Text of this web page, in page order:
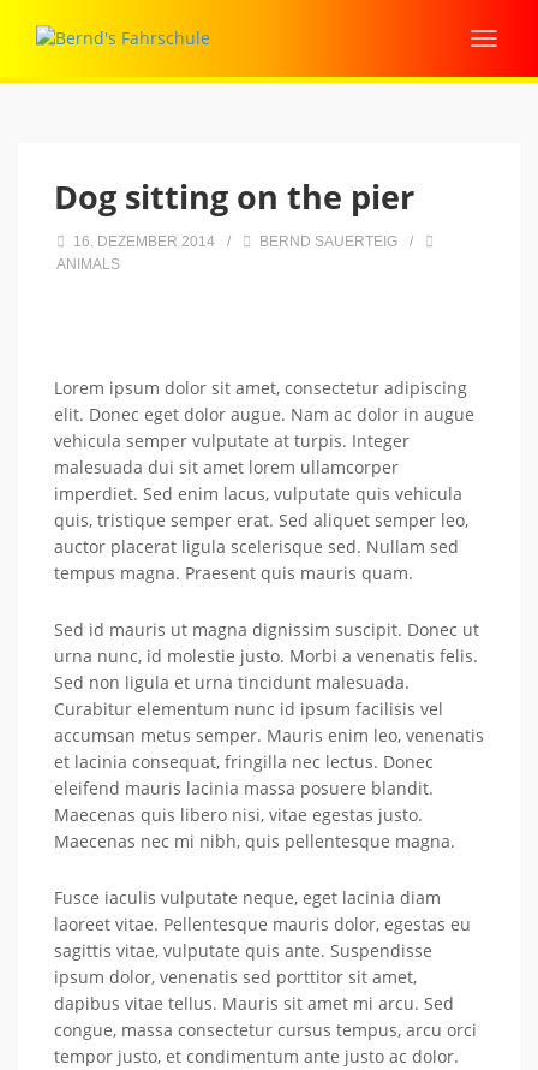
Dog sitting on the pier
16. DEZEMBER 2014 / BERND SAUERTEIG
/
ANIMALS
Lorem ipsum dolor sit amet, consectetur adipiscing
elit. Donec eget dolor augue. Nam ac dolor in augue
vehicula semper vulputate at turpis. Integer
malesuada dui sit amet lorem ullamcorper
imperdiet. Sed enim lacus, vulputate quis vehicula
quis, tristique semper erat. Sed aliquet semper leo,
auctor placerat ligula scelerisque sed. Nullam sed
tempus magna. Praesent quis mauris quam.
Sed id mauris ut magna dignissim suscipit. Donec ut
urna nunc, id molestie justo. Morbi a venenatis felis.
Sed non ligula et urna tincidunt malesuada.
Curabitur elementum nunc id ipsum facilisis vel
accumsan metus semper. Mauris enim leo, venenatis
et lacinia consequat, fringilla nec lectus. Donec
eleifend mauris lacinia massa posuere blandit.
Maecenas quis libero nisi, vitae egestas justo.
Maecenas nec mi nibh, quis pellentesque magna.
Fusce iaculis vulputate neque, eget lacinia diam
laoreet vitae. Pellentesque mauris dolor, egestas eu
sagittis vitae, vulputate quis ante. Suspendisse
ipsum dolor, venenatis sed porttitor sit amet,
dapibus vitae tellus. Mauris sit amet mi arcu. Sed
congue, massa consectetur cursus tempus, arcu orci
tempor justo, et condimentum ante justo ac dolor.